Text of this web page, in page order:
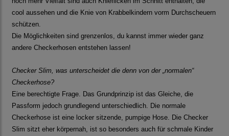
cool aussehen und die Knie von Krabbelkindern vorm Durchscheuern
schützen.
Die Möglichkeiten sind grenzenlos, du kannst immer wieder ganz
andere Checkerhosen entstehen lassen!
Checker Slim, was unterscheidet die denn von der „normalen“
Checkerhose?
Eine berechtigte Frage. Das Grundprinzip ist das Gleiche, die
Passform jedoch grundlegend unterschiedlich. Die normale
Checkerhose ist eine locker sitzende, pumpige Hose. Die Checker
Slim sitzt eher körpernah, ist so besonders auch für schmale Kinder